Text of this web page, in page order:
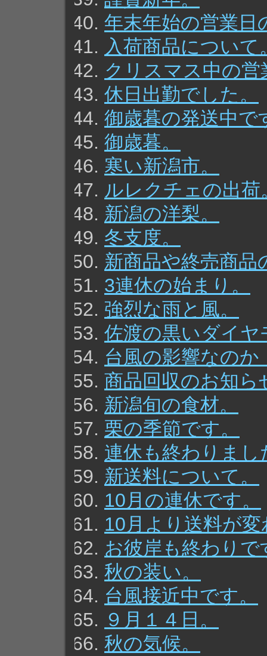
年末年始の営業日
入荷商品について
クリスマス中の
休日出勤でした。
御歳暮の発送中で
御歳暮。
寒い新潟市。
ルレクチェの出荷
新潟の洋梨。
冬支度。
新商品や終売商品
3連休の始まり。
強烈な雨と風。
佐渡の黒いダイヤ
台風の影響なのか
商品回収のお知ら
新潟旬の食材。
栗の季節です。
連休も終わりまし
新送料について。
10月の連休です。
10月より送料が
お彼岸も終わりで
秋の装い。
台風接近中です。
９月１４日。
秋の気候。